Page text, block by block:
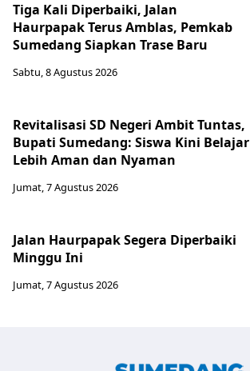
Tiga Kali Diperbaiki, Jalan
Haurpapak Terus Amblas, Pemkab
Sumedang Siapkan Trase Baru
Sabtu, 8 Agustus 2026
Revitalisasi SD Negeri Ambit Tuntas,
Bupati Sumedang: Siswa Kini Belajar
Lebih Aman dan Nyaman
Jumat, 7 Agustus 2026
Jalan Haurpapak Segera Diperbaiki
Minggu Ini
Jumat, 7 Agustus 2026